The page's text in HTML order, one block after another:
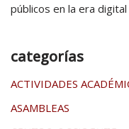
públicos en la era
categorías
ACTIVIDADES
ASAMBLEAS